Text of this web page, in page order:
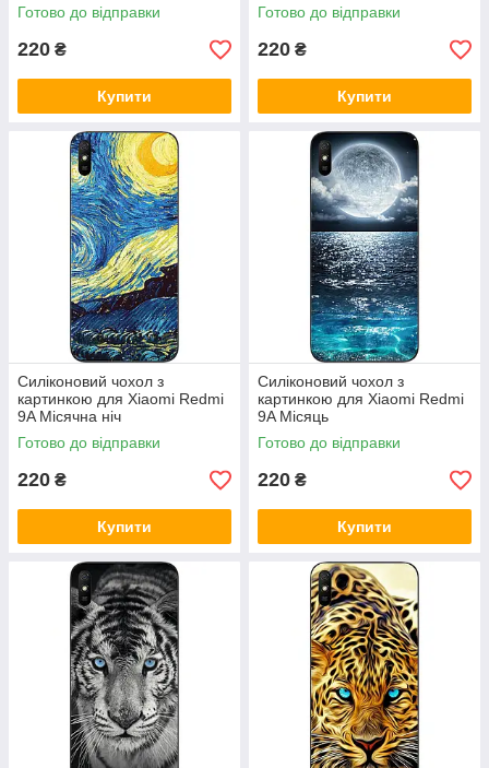
Готово до відправки
220 ₴
Купити
Готово до відправки
220 ₴
Купити
Силіконовий чохол з
картинкою для Xiaomi Redmi
9A Місячна ніч
Готово до відправки
220 ₴
Купити
Силіконовий чохол з
картинкою для Xiaomi Redmi
9A Місяць
Готово до відправки
220 ₴
Купити